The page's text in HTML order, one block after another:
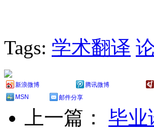
Tags: 学术翻译
新浪微博 腾讯微博
MSN
邮件分享
上一篇： 毕业